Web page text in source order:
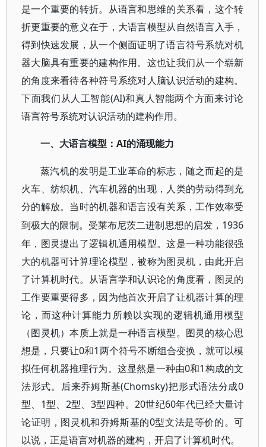
是一个重要的转折。从语言和思维的关系看，这个转
折更重要的意义在于，大语言模型从自然语言入手，
得到快速发展，从一个侧面证明了语言符号系统对机
器大脑具有重要的建构作用。这也让我们从一个崭新
的角度来看待各种符号系统对人脑认识活动的建构。
下面我们从人工智能(AI)和真人智能两个方面来讨论
语言符号系统对认识活动的建构作用。
一、大语言模型： AI的涌现能力
蒸汽机的发明是工业革命的标志，随之而起的是
火车、纺织机、汽车机器的出现，人类的劳动得到充
分的解放。当时的机器和语言没有关系，工作效率受
到极大的限制。受莱布尼茨二进制思想的启发， 1936
年，图灵提出了逻辑机通用模型。这是一种功能很强
大的机器可计算理论模型，被称为图灵机，由此开启
了计算机时代。从语言学和认识论的角度看，图灵的
工作要重要得多，因为他首次开启了让机器计算的理
论，而这种计算能力所赖以实现的逻辑机通用模型
（图灵机）本质上就是一种语言模型。图灵的核心思
想是，只要让0和1两个符号不断组合变换，就可以模
拟任何机器推理行为。这显然是一种由0和1构成的文
法形式。后来乔姆斯基(Chomsky)把形式语法分成0
型、1型、2型、3型四种。20世纪60年代已经大量讨
论证明，图灵机和乔姆斯基的0型文法是等价的。可
以说，正是语言对机器的建构，开启了计算机时代。